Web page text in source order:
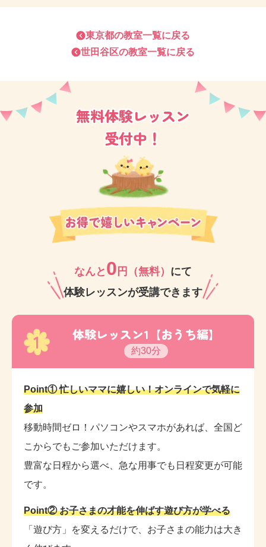
また、下北沢駅は今大々的に変わりつつあります。
い施設が続々オープン☆
他にも、は猿田彦コーヒーやスターバックスコーヒー
など時間つぶしの場所はたくさんあります。
母子分離レッスンになってからでも、親御さまのリフ
レッシュタイムにお選びいただくことが多いのが下北
沢教室の特徴です。
勿論、「叱らない育児」のコツや楽しいレッスン、脳
を良くする「知能教育」でより優秀なお子さまへ育て
ちゃいますよ☆
ります。
東京都の教室一覧に戻る
世田谷区の教室一覧に戻る
無料体験レッスン
受付中！
なんと 0 円（無料） にて
体験レッスンが受講できます
1 体験レッスン1【おうち編】
約30分
Point① 忙しいママに嬉しい！オンラインで気軽に
参加
移動時間ゼロ！パソコンやスマホがあれば、全国ど
こからでもご参加いただけます。
豊富な日程から選べ、急な用事でも日程変更が可能
です。
Point② お子さまの才能を伸ばす遊び方が学べる
「遊び方」を変えるだけで、お子さまの能力は大き